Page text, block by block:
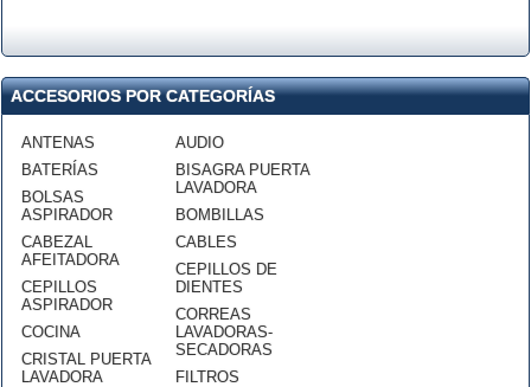
ACCESORIOS POR CATEGORÍAS
ANTENAS
BATERÍAS
BOLSAS
ASPIRADOR
CABEZAL
AFEITADORA
CEPILLOS
ASPIRADOR
COCINA
CRISTAL PUERTA
LAVADORA
AUDIO
BISAGRA PUERTA
LAVADORA
BOMBILLAS
CABLES
CEPILLOS DE
DIENTES
CORREAS
LAVADORAS-
SECADORAS
FILTROS